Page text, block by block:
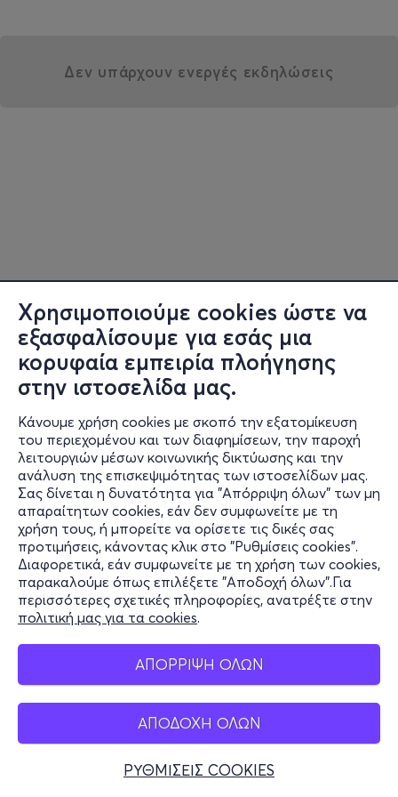
Χρησιμοποιούμε cookies ώστε να
εξασφαλίσουμε για εσάς μια
κορυφαία εμπειρία πλοήγησης
στην ιστοσελίδα μας.
Κάνουμε χρήση cookies με σκοπό την εξατομίκευση
του περιεχομένου και των διαφημίσεων, την παροχή
λειτουργιών μέσων κοινωνικής δικτύωσης και την
ανάλυση της επισκεψιμότητας των ιστοσελίδων μας.
Σας δίνεται η δυνατότητα για "Απόρριψη όλων" των μη
απαραίτητων cookies, εάν δεν συμφωνείτε με τη
χρήση τους, ή μπορείτε να ορίσετε τις δικές σας
προτιμήσεις, κάνοντας κλικ στο "Ρυθμίσεις cookies".
Διαφορετικά, εάν συμφωνείτε με τη χρήση των cookies,
παρακαλούμε όπως επιλέξετε "Αποδοχή όλων".Για
περισσότερες σχετικές πληροφορίες, ανατρέξτε στην
πολιτική μας για τα cookies.
ΑΠΟΡΡΙΨΗ ΟΛΩΝ
ΑΠΟΔΟΧΗ ΟΛΩΝ
ΡΥΘΜΙΣΕΙΣ COOKIES
Δεν υπάρχουν ενεργές εκδηλώσεις